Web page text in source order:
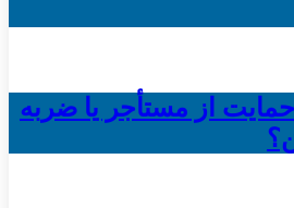
حمایت از مستأجر یا ضربه